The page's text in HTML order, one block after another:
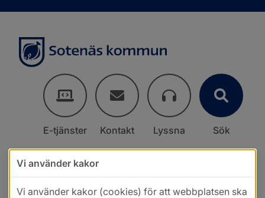
E-tjänster Kontakt Lyssna Sök
Vi använder kakor
Vi använder kakor (cookies) för att webbplatsen ska